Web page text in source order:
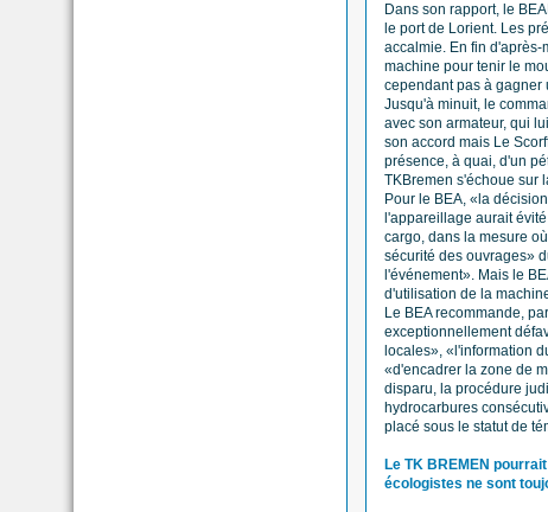
Dans son rapport, le
le port de Lorient. Les
accalmie. En fin d'après-
machine pour tenir le
cependant pas à gagner
Jusqu'à minuit, le
avec son armateur, qui
son accord mais Le
présence, à quai, d'un
TKBremen s'échoue sur
Pour le BEA, «la
l'appareillage aurait
cargo, dans la mesure
sécurité des ouvrages»
l'événement». Mais le
d'utilisation de la
Le BEA recommande,
exceptionnellement
locales», «l'information
«d'encadrer la zone de
disparu, la procédure
hydrocarbures
placé sous le statut de
Le TK BREMEN
écologistes ne sont